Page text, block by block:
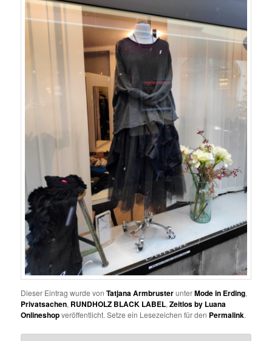
Dieser Eintrag wurde vonTatjana ArmbrusterunterMode in Erding,
Privatsachen, RUNDHOLZ BLACK LABEL,Zeitlos by Luana
Onlineshopveröffentlicht. Setze ein Lesezeichen für den Permalink.